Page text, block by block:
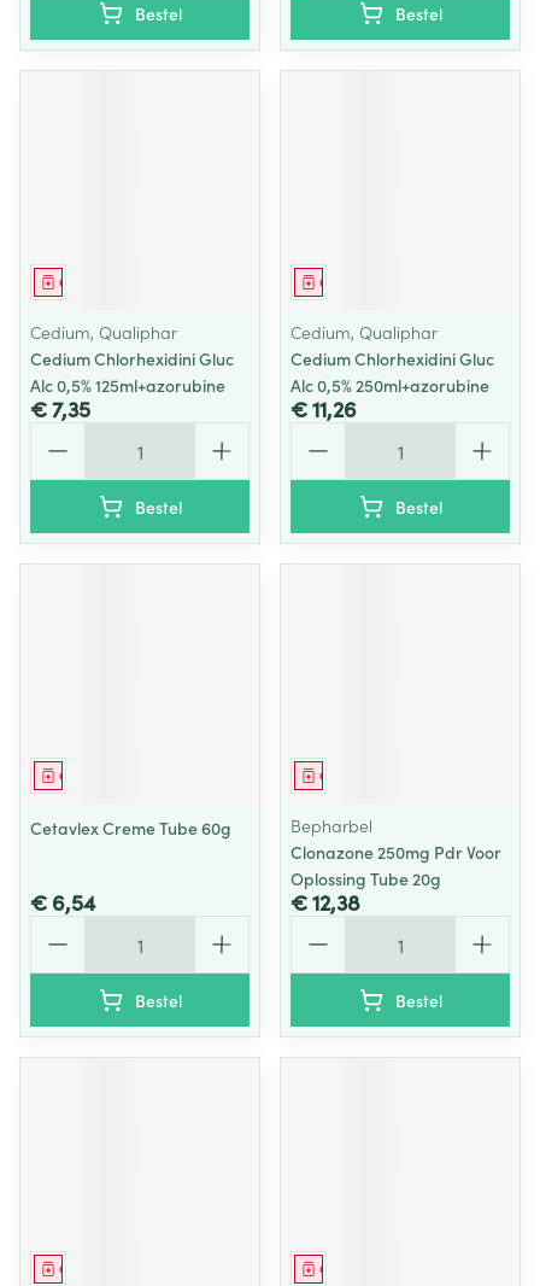
Bestel Bestel
Geneesmiddel
Cedium, Qualiphar
Cedium Chlorhexidini Gluc
Alc 0,5% 125ml+azorubine
€ 7,35
Bestel
Geneesmiddel
Cedium, Qualiphar
Cedium Chlorhexidini Gluc
Alc 0,5% 250ml+azorubine
€ 11,26
Bestel
Geneesmiddel
Cetavlex Creme Tube 60g
€ 6,54
Bestel
Geneesmiddel
Bepharbel
Clonazone 250mg Pdr Voor
Oplossing Tube 20g
€ 12,38
Bestel
Geneesmiddel Geneesmiddel